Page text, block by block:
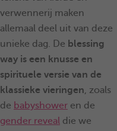
verwennerij maken
allemaal deel uit van deze
unieke dag. De blessing
way is een knusse en
spirituele versie van de
klassieke vieringen, zoals
de babyshower en de
gender reveal die we